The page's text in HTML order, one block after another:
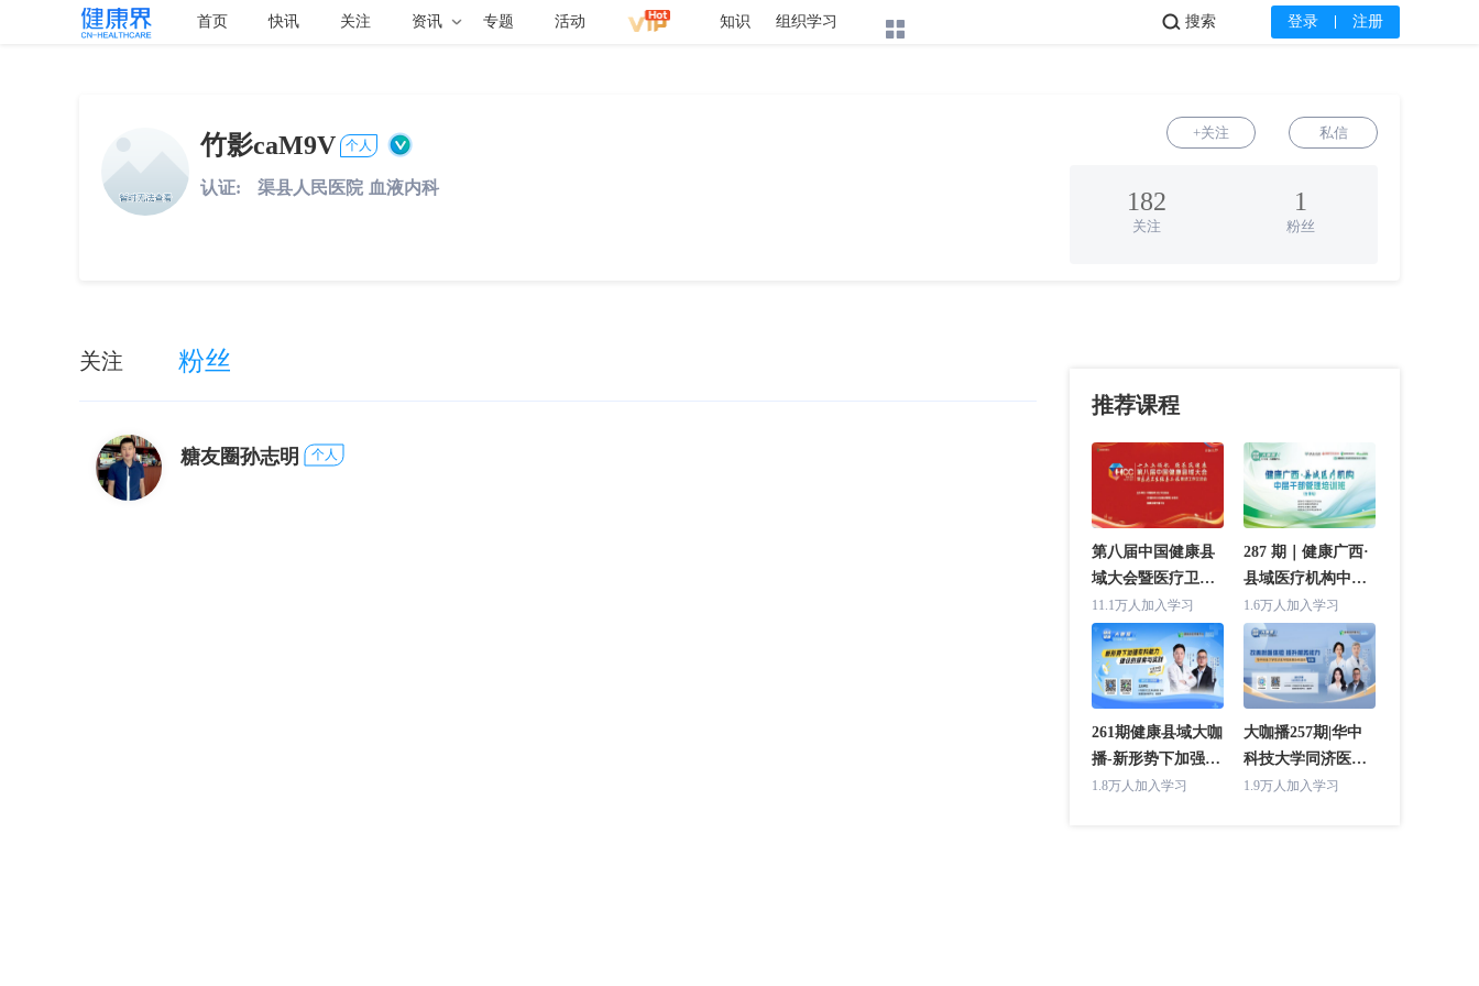
首页 快讯 关注 资讯 专题 活动 知识 组织学习 登录 注册
搜索
竹影caM9V 个人
+关注 私信
认证: 渠县人民医院 血液内科 182
关注
1
粉丝
关注 粉丝
糖友圈孙志明 个人
推荐课程
第八届中国健康县
域大会暨医疗卫生
强基工程推进工作
交流会 主论坛
11.1万人加入学习
287 期｜健康广西·
县域医疗机构中层
干部管理培训班(合
浦站)
1.6万人加入学习
261期健康县域大咖
播-新形势下加强专
科能力建设的探索
1.8万人加入学习
大咖播257期|华中
科技大学同济医学
院附属协和医院专
1.9万人加入学习